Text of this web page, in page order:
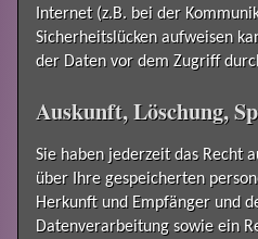
Internet (z.B. bei der
Sicherheitslücken aufweisen
der Daten vor dem Zugriff
Auskunft, Löschung,
Sie haben jederzeit das Recht
über Ihre gespeicherten
Herkunft und Empfänger und
Datenverarbeitung sowie ein